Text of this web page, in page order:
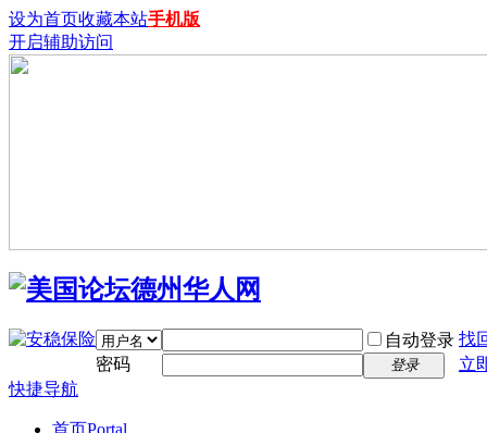
设为首页收藏本站手机版
开启辅助访问
自动登录 找
密码
登录
立
快捷导航
首页Portal